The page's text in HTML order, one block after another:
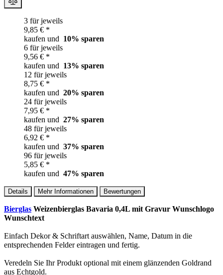
3 für jeweils
9,85 € *
kaufen und 10% sparen
6 für jeweils
9,56 € *
kaufen und 13% sparen
12 für jeweils
8,75 € *
kaufen und 20% sparen
24 für jeweils
7,95 € *
kaufen und 27% sparen
48 für jeweils
6,92 € *
kaufen und 37% sparen
96 für jeweils
5,85 € *
kaufen und 47% sparen
Details Mehr Informationen Bewertungen
Bierglas Weizenbierglas Bavaria 0,4L mit Gravur Wunschlogo
Wunschtext
Einfach Dekor & Schriftart auswählen, Name, Datum in die
entsprechenden Felder eintragen und fertig.
Veredeln Sie Ihr Produkt optional mit einem glänzenden Goldrand
aus Echtgold.